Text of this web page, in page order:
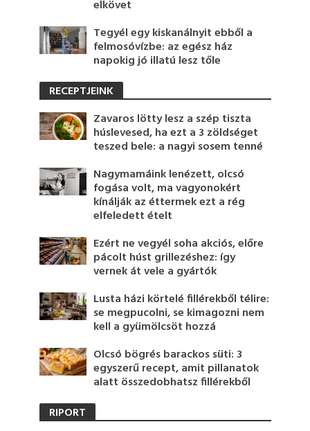
elkövet
Tegyél egy kiskanálnyit ebből a
felmosóvízbe: az egész ház
napokig jó illatú lesz tőle
RECEPTJEINK
Zavaros lötty lesz a szép tiszta
húslevesed, ha ezt a 3 zöldséget
teszed bele: a nagyi sosem tenné
Nagymamáink lenézett, olcsó
fogása volt, ma vagyonokért
kínálják az éttermek ezt a rég
elfeledett ételt
Ezért ne vegyél soha akciós, előre
pácolt húst grillezéshez: így
vernek át vele a gyártók
Lusta házi körtelé fillérekből télire:
se megpucolni, se kimagozni nem
kell a gyümölcsöt hozzá
Olcsó bögrés barackos süti: 3
egyszerű recept, amit pillanatok
alatt összedobhatsz fillérekből
RIPORT